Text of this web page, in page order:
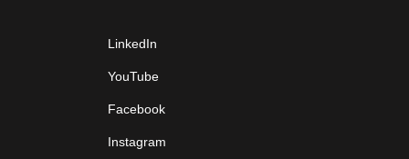
LinkedIn
YouTube
Facebook
Instagram